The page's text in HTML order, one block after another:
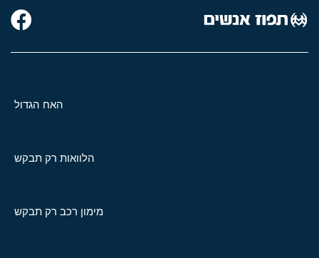
האח הגדול
הלוואות רק תבקש
מימון רכב רק תבקש